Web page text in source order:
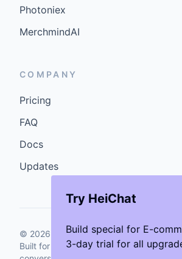
Try HeiChat
Build special for E-
3-day trial for all
Photoniex
MerchmindAI
COMPANY
Pricing
FAQ
Docs
Updates
© 2026 GenCybers Inc. All rights
Built for storefronts that want faster